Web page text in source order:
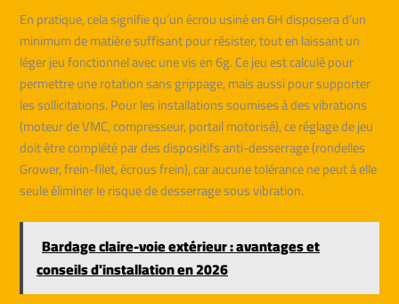
En pratique, cela signifie qu’un écrou usiné en 6H disposera d’un
minimum de matière suffisant pour résister, tout en laissant un
léger jeu fonctionnel avec une vis en 6g. Ce jeu est calculé pour
permettre une rotation sans grippage, mais aussi pour supporter
les sollicitations. Pour les installations soumises à des vibrations
(moteur de VMC, compresseur, portail motorisé), ce réglage de jeu
doit être complété par des dispositifs anti-desserrage (rondelles
Grower, frein-filet, écrous frein), car aucune tolérance ne peut à elle
seule éliminer le risque de desserrage sous vibration.
Bardage claire-voie extérieur : avantages et
conseils d'installation en 2026